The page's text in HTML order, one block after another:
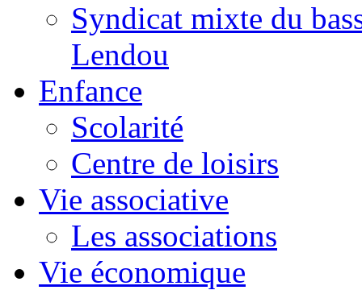
Syndicat mixte du
Lendou
Enfance
Scolarité
Centre de loisirs
Vie associative
Les associations
Vie économique